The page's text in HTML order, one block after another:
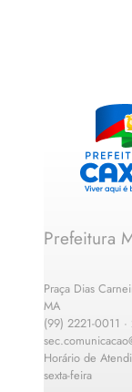
Prefeitura
Praça Dias
MA
(99) 2221-0011
Horário de
sexta-feira